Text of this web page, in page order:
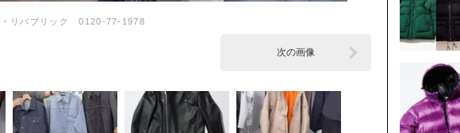
・リパブリック 0120-77-1978
次の画像